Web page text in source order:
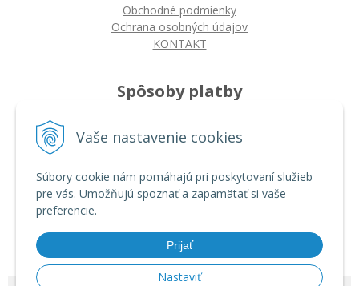
Vaše nastavenie cookies
Súbory cookie nám pomáhajú pri poskytovaní služieb
pre vás. Umožňujú spoznať a zapamätať si vaše
preferencie.
Prijať
Nastaviť
Obchodné podmienky
Ochrana osobných údajov
KONTAKT
Spôsoby platby
Platba bankovým prevodom
Ako nakupovať
Autorizované servisy